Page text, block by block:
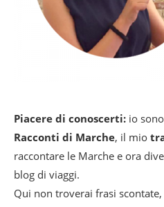
Piacere di conoscerti: io
Racconti di Marche, il mio
raccontare le Marche e ora
blog di viaggi.
Qui non troverai frasi